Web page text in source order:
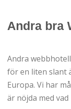
Andra bra
Andra
för en liten slant
Europa. Vi har
är nöjda med